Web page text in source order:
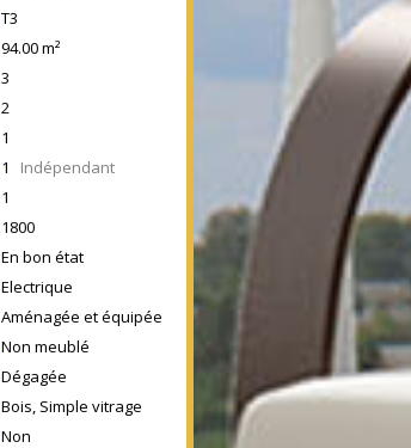
T3
94.00m²
3
2
1
1 Indépendant
1
1800
En bon état
Electrique
Aménagée et équipée
Non meublé
Dégagée
Bois, Simple vitrage
Non